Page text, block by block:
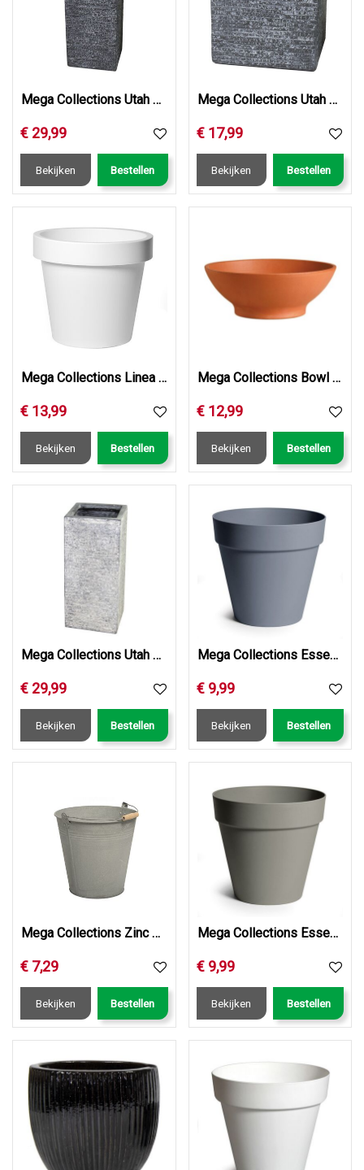
Mega Collections Utah Cubihi Graphite W23H50
€ 29,99
Bekijken Bestellen
Mega Collections Utah Cubi Graphite W20H22
€ 17,99
Bekijken Bestellen
Mega Collections Linea Iris Flowerpot White D40H35
€ 13,99
Bekijken Bestellen
Mega Collections Bowl Ciotoloni 06360IZ D36.5H14
€ 12,99
Bekijken Bestellen
Mega Collections Utah Cubihi Washed Grey W20H50
€ 29,99
Bekijken Bestellen
Mega Collections Essence Rio Pebble Grey D39H35.3
€ 9,99
Bekijken Bestellen
Mega Collections Zinc Old Look Bucket Wooden Handle D28H27
€ 7,29
Bekijken Bestellen
Mega Collections Essence Rio Pebble Sand D39H35.3
€ 9,99
Bekijken Bestellen